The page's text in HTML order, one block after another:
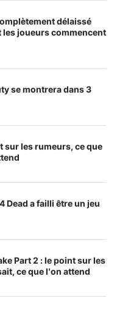
délaissé
les joueurs commencent
se montrera dans 3
sur les rumeurs, ce que
Dead a failli être un jeu
Part 2 : le point sur les
ce que l’on attend